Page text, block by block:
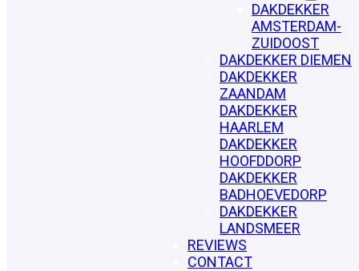
DAKDEKKER
AMSTERDAM-
ZUIDOOST
DAKDEKKER DIEMEN
DAKDEKKER
ZAANDAM
DAKDEKKER
HAARLEM
DAKDEKKER
HOOFDDORP
DAKDEKKER
BADHOEVEDORP
DAKDEKKER
LANDSMEER
REVIEWS
CONTACT